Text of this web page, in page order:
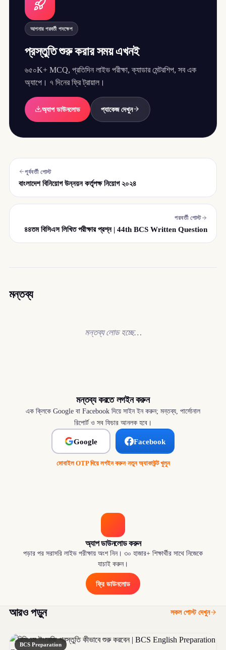
আপনার পরবর্তী পদক্ষেপ
প্রস্তুতি শুরু করার সময় এখনই
৬৫০K+ MCQ, প্রতিদিন লাইভ পরীক্ষা, ক্যাডার মেন্টরশিপ, সব এক
অ্যাপে। ৭ দিনের ফ্রি ট্রায়াল।
অ্যাপ ডাউনলোড প্যাকেজ দেখুন
পূর্ববর্তী পোস্ট
বাংলাদেশ বিনিয়োগ উন্নয়ন কর্তৃপক্ষ নিয়োগ ২০২৪
পরবর্তী পোস্ট
৪৪তম বিসিএস লিখিত পরীক্ষার প্রশ্ন | 44th BCS Written Question
মন্তব্য
মন্তব্য লোড হচ্ছে…
মন্তব্য করতে লগইন করুন
এক ক্লিকে Google বা Facebook দিয়ে সাইন ইন করুন; মন্তব্য, পার্সোনাল
রিপোর্ট ও সব ফিচার আনলক হবে।
Google Facebook
মোবাইল OTP দিয়ে লগইন করুন·নতুন অ্যাকাউন্ট খুলুন
অ্যাপ ডাউনলোড করুন
পড়ার পর সরাসরি লাইভ পরীক্ষায় অংশ নিন। ৩০ হাজার+ শিক্ষার্থীর সাথে নিজেকে
যাচাই করুন।
ফ্রি ডাউনলোড
আরও পড়ুন সকল পোস্ট দেখুন
BCS Preparation